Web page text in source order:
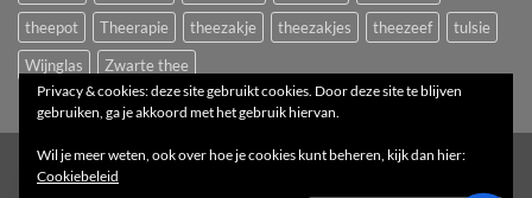
theepot
Theerapie theezakje theezakjes theezeef
tulsie
Wijnglas
Zwarte thee
1
Privacy & cookies: deze site gebruikt cookies. Door deze site te blijven
gebruiken, ga je akkoord met het gebruik hiervan.
Wil je meer weten, ook over hoe je cookies kunt beheren, kijk dan hier:
Cookiebeleid